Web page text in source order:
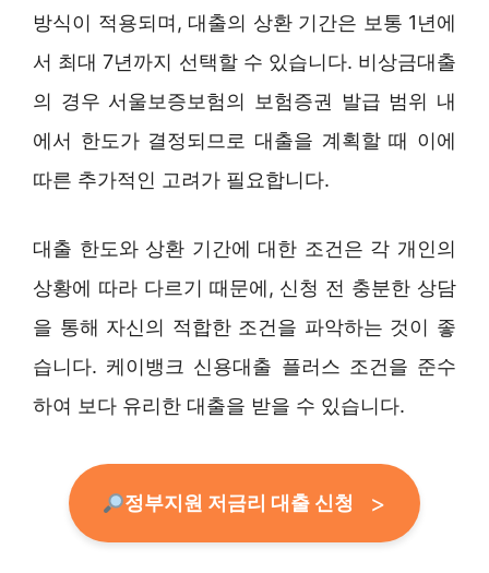
방식이 적용되며, 대출의 상환 기간은 보통 1년에
서 최대 7년까지 선택할 수 있습니다. 비상금대출
의 경우 서울보증보험의 보험증권 발급 범위 내
에서 한도가 결정되므로 대출을 계획할 때 이에
따른 추가적인 고려가 필요합니다.
대출 한도와 상환 기간에 대한 조건은 각 개인의
상황에 따라 다르기 때문에, 신청 전 충분한 상담
을 통해 자신의 적합한 조건을 파악하는 것이 좋
습니다. 케이뱅크 신용대출 플러스 조건을 준수
하여 보다 유리한 대출을 받을 수 있습니다.
정부지원 저금리 대출 신청